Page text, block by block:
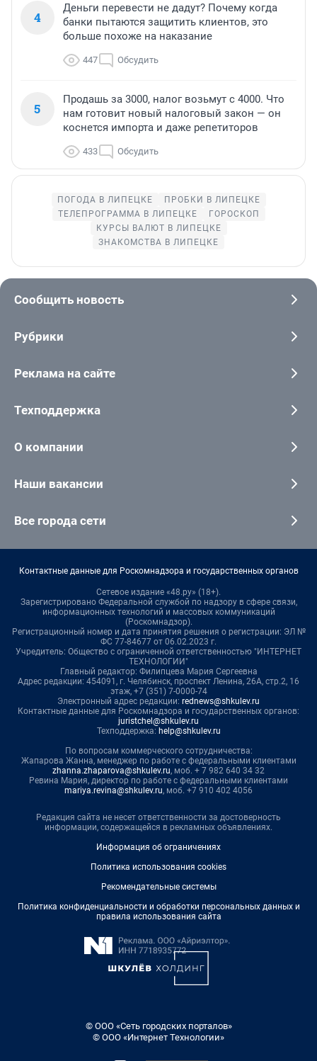
4
Деньги перевести не дадут? Почему когда
банки пытаются защитить клиентов, это
больше похоже на наказание
447 Обсудить
5
Продашь за 3000, налог возьмут с 4000. Что
нам готовит новый налоговый закон — он
коснется импорта и даже репетиторов
433 Обсудить
ПОГОДА В ЛИПЕЦКЕ
ПРОБКИ В ЛИПЕЦКЕ
ТЕЛЕПРОГРАММА В ЛИПЕЦКЕ
ГОРОСКОП
КУРСЫ ВАЛЮТ В ЛИПЕЦКЕ
ЗНАКОМСТВА В ЛИПЕЦКЕ
Сообщить новость
Рубрики
Реклама на сайте
Техподдержка
О компании
Наши вакансии
Все города сети
Контактные данные для Роскомнадзора и государственных органов
Сетевое издание «48.ру» (18+).
Зарегистрировано Федеральной службой по надзору в сфере связи,
информационных технологий и массовых коммуникаций
(Роскомнадзор).
Регистрационный номер и дата принятия решения о регистрации: ЭЛ №
ФС 77-84677 от 06.02.2023 г.
Учредитель: Общество с ограниченной ответственностью "ИНТЕРНЕТ
ТЕХНОЛОГИИ"
Главный редактор: Филипцева Мария Сергеевна
Адрес редакции: 454091, г. Челябинск, проспект Ленина, 26А, стр.2, 16
этаж, +7 (351) 7-0000-74
Электронный адрес редакции: rednews@shkulev.ru
Контактные данные для Роскомнадзора и государственных органов:
juristchel@shkulev.ru
Техподдержка: help@shkulev.ru
По вопросам коммерческого сотрудничества:
Жапарова Жанна, менеджер по работе с федеральными клиентами
zhanna.zhaparova@shkulev.ru, моб. + 7 982 640 34 32
Ревина Мария, директор по работе с федеральными клиентами
mariya.revina@shkulev.ru, моб. +7 910 402 4056
Редакция сайта не несет ответственности за достоверность
информации, содержащейся в рекламных объявлениях.
Информация об ограничениях
Политика использования cookies
Рекомендательные системы
Политика конфиденциальности и обработки персональных данных и
правила использования сайта
© ООО «Сеть городских порталов»
© ООО «Интернет Технологии»